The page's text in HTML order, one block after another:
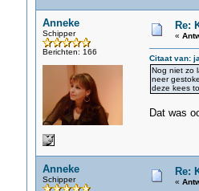
Anneke
Schipper
Berichten: 166
Re:
«
Citaat van:
Nog niet zo
neer
deze kees
Dat was
Anneke
Schipper
Re:
«